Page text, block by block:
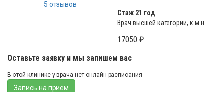
5 отзывов
Стаж 21 год
Врач высшей категории, к.м.н.
17050 ₽
Оставьте заявку и мы запишем вас
В этой клинике у врача нет онлайн-расписания
Запись на прием